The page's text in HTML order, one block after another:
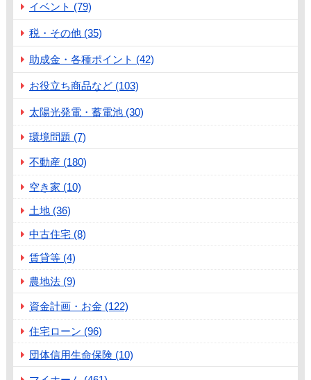
イベント (79)
税・その他 (35)
助成金・各種ポイント (42)
お役立ち商品など (103)
太陽光発電・蓄電池 (30)
環境問題 (7)
不動産 (180)
空き家 (10)
土地 (36)
中古住宅 (8)
賃貸等 (4)
農地法 (9)
資金計画・お金 (122)
住宅ローン (96)
団体信用生命保険 (10)